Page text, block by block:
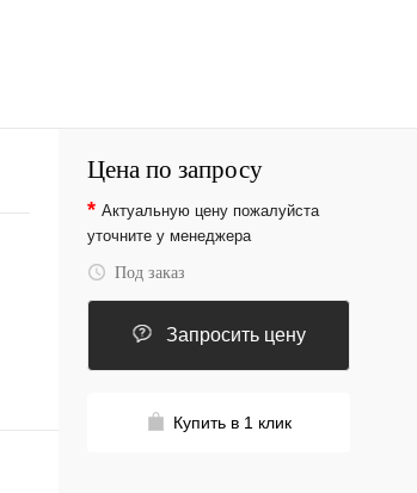
Цена по запросу
* Актуальную цену пожалуйста
уточните у менеджера
Под заказ
Запросить цену
Купить в 1 клик